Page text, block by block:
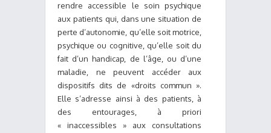
rendre accessible le soin psychique
aux patients qui, dans une situation de
perte d’autonomie, qu’elle soit motrice,
psychique ou cognitive, qu’elle soit du
fait d’un handicap, de l’âge, ou d’une
maladie, ne peuvent accéder aux
dispositifs dits de «droits commun ».
Elle s’adresse ainsi à des patients, à
des entourages, à priori
« inaccessibles » aux consultations